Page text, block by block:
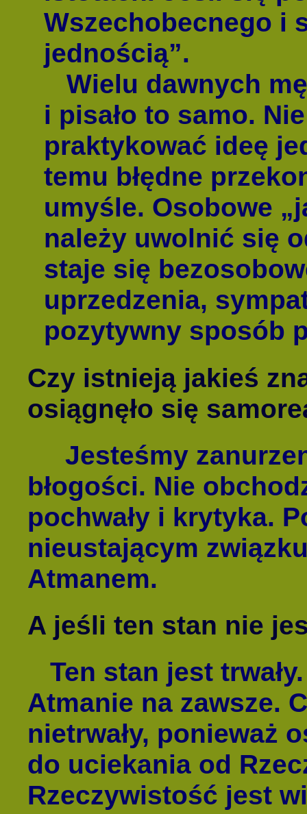
Wszechobecnego i
jednością”.
Wielu dawnych
i pisało to samo.
praktykować ideę
temu błędne
umyśle. Osobowe
należy uwolnić się
staje się
uprzedzenia,
pozytywny sposób
Czy istnieją jakieś
osiągnęło się
Jesteśmy
błogości. Nie
pochwały i krytyka.
nieustającym
Atmanem.
A jeśli ten stan nie
Ten stan jest
Atmanie na zawsze.
nietrwały, ponieważ
do uciekania od
Rzeczywistość jest